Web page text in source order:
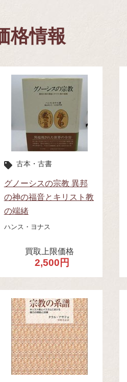
格情報
古本・古書
グノーシスの宗教 異邦
の神の福音とキリスト教
の端緒
ハンス・ヨナス
買取上限価格
2,500円